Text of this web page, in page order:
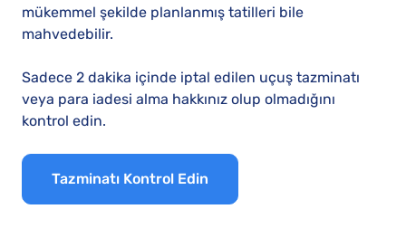
mükemmel şekilde planlanmış tatilleri bile
mahvedebilir.
Sadece 2 dakika içinde iptal edilen uçuş tazminatı
veya para iadesi alma hakkınız olup olmadığını
kontrol edin.
Tazminatı Kontrol Edin